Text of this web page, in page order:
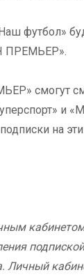
футбол»
ПРЕМЬЕР».
смогут
и
на
Личный